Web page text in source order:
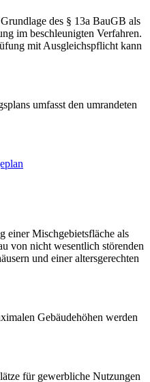
des § 13a BauGB als
im beschleunigten Verfahren.
mit Ausgleichspflicht kann
umfasst den umrandeten
einer Mischgebietsfläche als
von nicht wesentlich störenden
und einer altersgerechten
Gebäudehöhen werden
für gewerbliche Nutzungen